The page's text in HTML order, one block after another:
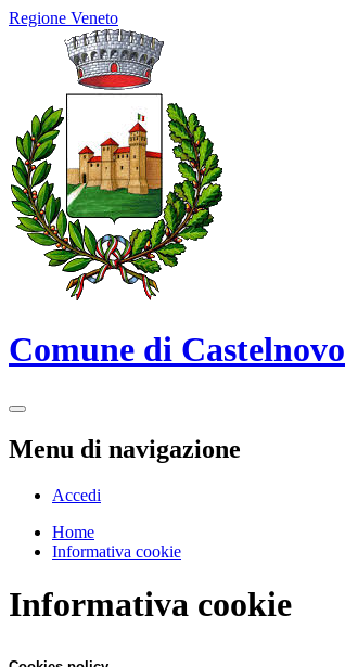
Regione Veneto
Comune di
Menu di navigazione
Accedi
Home
Informativa cookie
Informativa cookie